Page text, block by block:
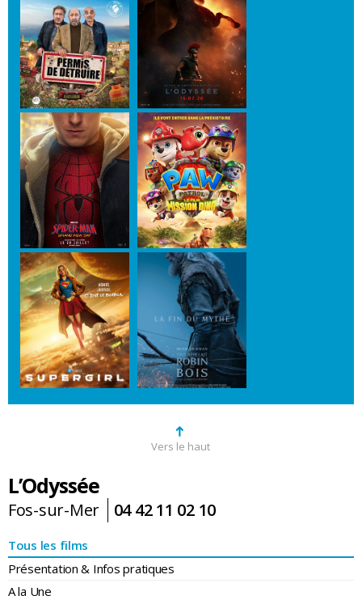
L’Odyssée
Fos-sur-Mer 04 42 11 02 10
Tous les films
Présentation & Infos pratiques
A la Une
Vers le haut
➜